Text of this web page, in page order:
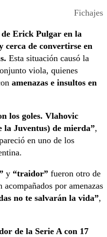
Fichajes
Erick Pulgar en la
cerca de convertirse en
Esta situación causó la
viola, quienes
amenazas e insultos en
los goles. Vlahovic
la Juventus) de mierda”,
en uno de los
y “traidor” fueron otro de
por amenazas
no te salvarán la vida”,
de la Serie A con 17